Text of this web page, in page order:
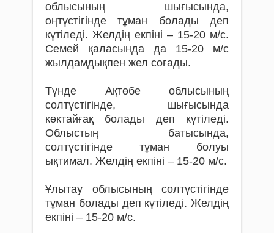
облысының шығысында,
оңтүстігінде тұман болады деп
күтіледі. Желдің екпіні – 15-20 м/с.
Семей қаласында да 15-20 м/с
жылдамдықпен жел соғады.
Түнде Ақтөбе облысының
солтүстігінде, шығысында
көктайғақ болады деп күтіледі.
Облыстың батысында,
солтүстігінде тұман болуы
ықтимал. Желдің екпіні – 15-20 м/с.
Ұлытау облысының солтүстігінде
тұман болады деп күтіледі. Желдің
екпіні – 15-20 м/с.